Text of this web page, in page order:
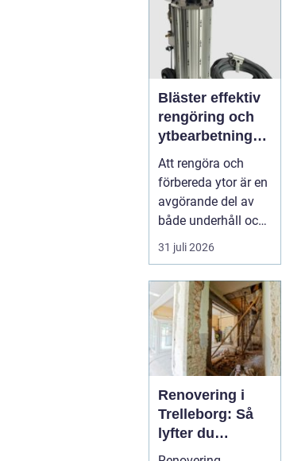
Bläster effektiv
rengöring och
ytbearbetning
för proffs och
hantverkare
Att rengöra och
förbereda ytor är en
avgörande del av
både underhåll och
renovering. Färg,
rost, smu...
31 juli 2026
Renovering i
Trelleborg: Så
lyfter du
hemmet på ett